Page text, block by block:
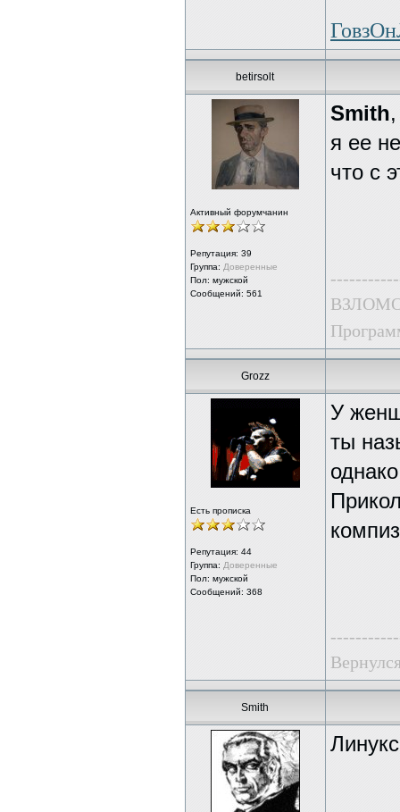
betirsolt
Активный форумчанин
Репутация: 39
Группа: Доверенные
Пол: мужской
Сообщений: 561
Smith,
я ее
что с
Grozz
Есть прописка
Репутация: 44
Группа: Доверенные
Пол: мужской
Сообщений: 368
У
ты
Smith